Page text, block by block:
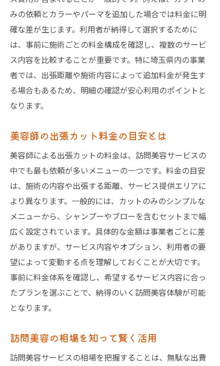
埼玉県で安心できる訪問美容の選び方
埼玉の訪問美容選びで重視すべき点
信頼できる訪問美容事業者の見極め方
訪問美容の評判や口コミ活用術
訪問美容のサービス内容比較のコツ
訪問美容を選ぶ際のチェックポイント
訪問美容の保険適用について徹底解説
訪問美容は保険適用になるのか解説
介護保険で利用できる訪問美容の概要
訪問美容の保険適用条件と注意事項
保険利用時の訪問美容サービスの流れ
訪問美容の保険活用で知っておきたい事
保険適用外の訪問美容はどう選ぶか
個人宅向け訪問美容サービスの魅力
個人宅対応の訪問美容サービスの強み
訪問美容が個人宅で選ばれる魅力とは
自宅での訪問美容利用がもたらす安心感
訪問美容で叶うプライベートな美容体験
家族も安心の個人宅向け訪問美容特徴
みの依頼とカラーやパーマを追加した場合では料金に明
確な差が生じます。利用者が納得して選択するために
は、事前に施術ごとの料金構成を確認し、複数のサービ
ス内容を比較することが重要です。特に埼玉県内の事業
者では、出張距離や施術内容によって追加料金が発生す
る場合もあるため、明細の確認が安心利用のポイントと
なります。
美容師の出張カット料金の目安とは
美容師による出張カットの料金は、訪問美容サービスの
中でも最も依頼が多いメニューの一つです。料金の目安
は、施術の内容や出張する距離、サービス提供エリアに
より異なります。一般的には、カットのみのシンプルな
メニューから、シャンプーやブローを含むセットまで幅
広く設定されています。具体的な金額は事業者ごとに差
がありますが、サービス内容やオプション、利用者の要
望によって変動する点を理解しておくことが大切です。
事前に料金体系を確認し、希望するサービス内容に合っ
たプランを選ぶことで、納得のいく訪問美容体験が可能
となります。
訪問美容の相場を知って賢く活用
訪問美容サービスの相場を把握することは、無駄な出費